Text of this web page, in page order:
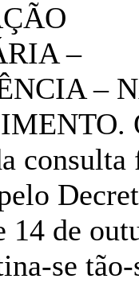
–
–
consulta
14 de
se